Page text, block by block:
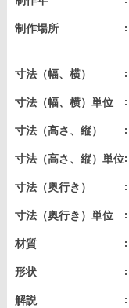
制作場所
寸法（幅、横）
寸法（幅、横）単位
寸法（高さ、縦）
寸法（高さ、縦）単位
寸法（奥行き）
寸法（奥行き）単位
材質
形状
解説